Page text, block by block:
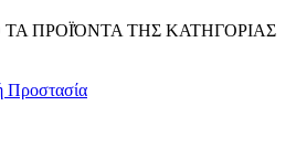
ΠΡΟΪΌΝΤΑ ΤΗΣ ΚΑΤΗΓΟΡΙΑΣ
Προστασία